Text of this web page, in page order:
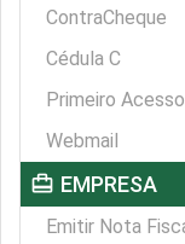
ContraCheque
Cédula C
Primeiro Acesso
Webmail
card_travel EMPRESA
Emitir Nota